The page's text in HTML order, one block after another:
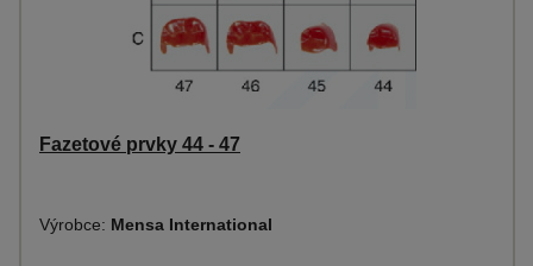
Fazetové prvky 44 - 47
Výrobce: Mensa International